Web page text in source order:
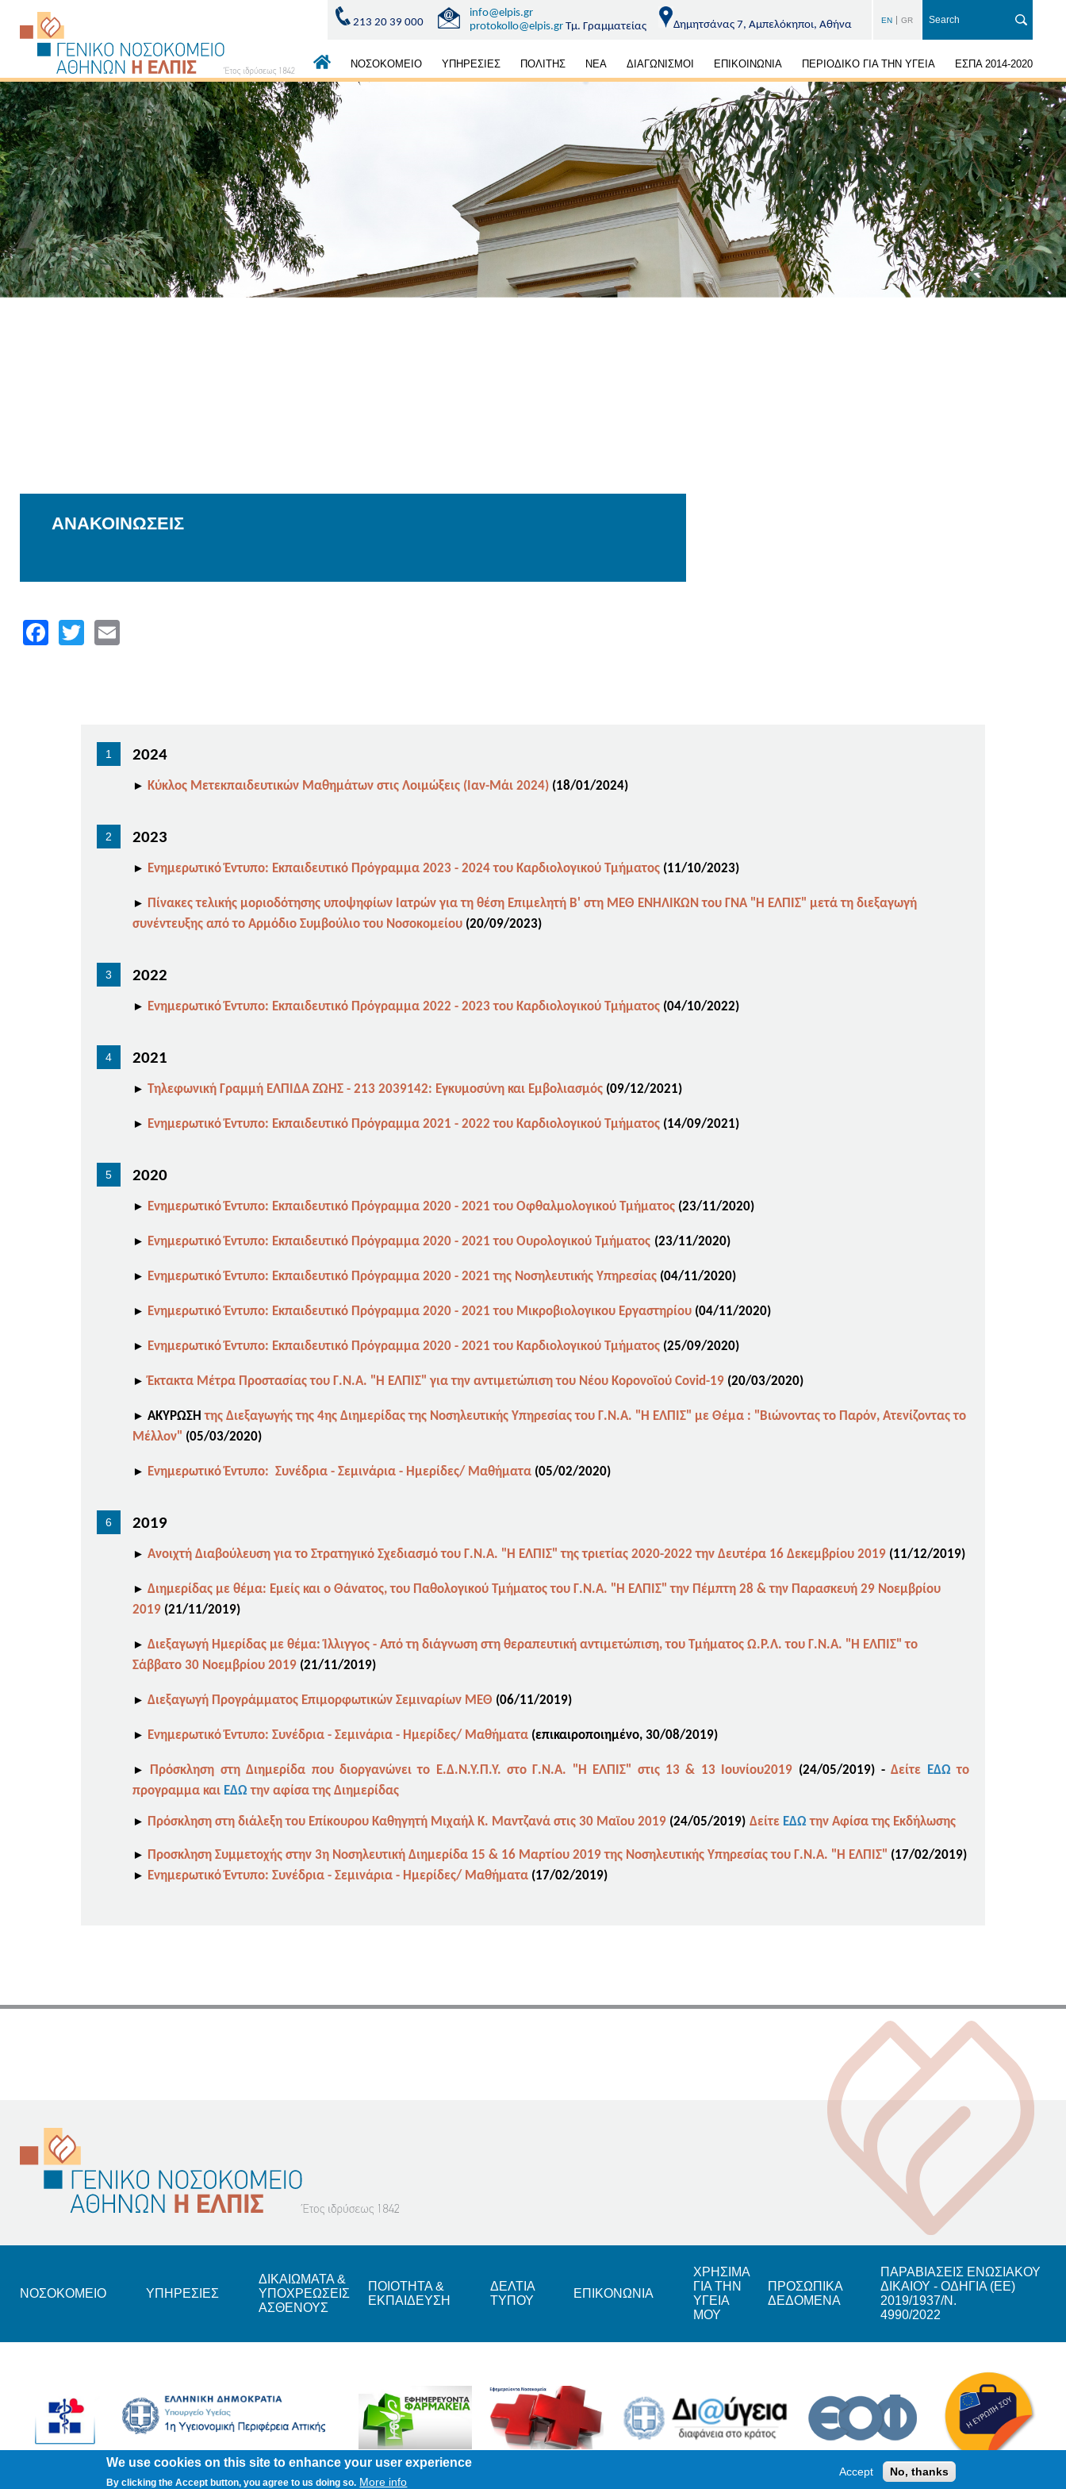
213 20 39 000
info@elpis.gr
protokollo@elpis.gr Τμ. Γραμματείας Δημητσάνας 7, Αμπελόκηποι, Αθήνα EN GR
Κεντρική
πλοήγηση
ΝΟΣΟΚΟΜΕΙΟ ΥΠΗΡΕΣΙΕΣ ΠΟΛΙΤΗΣ ΝΕΑ ΔΙΑΓΩΝΙΣΜΟΙ ΕΠΙΚΟΙΝΩΝΙΑ ΠΕΡΙΟΔΙΚΟ ΓΙΑ ΤΗΝ ΥΓΕΙΑ ΕΣΠΑ 2014-2020
ΑΝΑΚΟΙΝΩΣΕΙΣ
Facebook
Twitter
2024
► Κύκλος Μετεκπαιδευτικών Μαθημάτων στις Λοιμώξεις (Ιαν-Μάι 2024) (18/01/2024)
2023
► Ενημερωτικό Έντυπο: Εκπαιδευτικό Πρόγραμμα 2023 - 2024 του Καρδιολογικού Τμήματος (11/10/2023)
►
Πίνακες τελικής μοριοδότησης υποψηφίων Ιατρών για τη θέση Επιμελητή Β' στη ΜΕΘ ΕΝΗΛΙΚΩΝ του ΓΝΑ "Η ΕΛΠΙΣ" μετά τη διεξαγωγή
συνέντευξης από το Αρμόδιο Συμβούλιο του Νοσοκομείου (20/09/2023)
2022
► Ενημερωτικό Έντυπο: Εκπαιδευτικό Πρόγραμμα 2022 - 2023 του Καρδιολογικού Τμήματος (04/10/2022)
2021
► Τηλεφωνική Γραμμή ΕΛΠΙΔΑ ΖΩΗΣ - 213 2039142: Εγκυμοσύνη και Εμβολιασμός (09/12/2021)
► Ενημερωτικό Έντυπο: Εκπαιδευτικό Πρόγραμμα 2021 - 2022 του Καρδιολογικού Τμήματος (14/09/2021)
2020
► Ενημερωτικό Έντυπο: Εκπαιδευτικό Πρόγραμμα 2020 - 2021 του Οφθαλμολογικού Τμήματος (23/11/2020)
► Ενημερωτικό Έντυπο: Εκπαιδευτικό Πρόγραμμα 2020 - 2021 του Ουρολογικού Τμήματος (23/11/2020)
► Ενημερωτικό Έντυπο: Εκπαιδευτικό Πρόγραμμα 2020 - 2021 της Νοσηλευτικής Υπηρεσίας (04/11/2020)
► Ενημερωτικό Έντυπο: Εκπαιδευτικό Πρόγραμμα 2020 - 2021 του Μικροβιολογικου Εργαστηρίου (04/11/2020)
► Ενημερωτικό Έντυπο: Εκπαιδευτικό Πρόγραμμα 2020 - 2021 του Καρδιολογικού Τμήματος (25/09/2020)
►Έκτακτα Μέτρα Προστασίας του Γ.Ν.Α. "Η ΕΛΠΙΣ" για την αντιμετώπιση του Νέου Κορονοϊού Covid-19 (20/03/2020)
► ΑΚΥΡΩΣΗ της Διεξαγωγής της 4ης Διημερίδας της Νοσηλευτικής Υπηρεσίας του Γ.Ν.Α. "Η ΕΛΠΙΣ" με Θέμα : "Βιώνοντας το Παρόν, Ατενίζοντας το
Μέλλον" (05/03/2020)
► Ενημερωτικό Έντυπο: Συνέδρια - Σεμινάρια - Ημερίδες/ Μαθήματα (05/02/2020)
2019
► Ανοιχτή Διαβούλευση για το Στρατηγικό Σχεδιασμό του Γ.Ν.Α. "Η ΕΛΠΙΣ" της τριετίας 2020-2022 την Δευτέρα 16 Δεκεμβρίου 2019 (11/12/2019)
► Διημερίδας με θέμα: Εμείς και ο Θάνατος, του Παθολογικού Τμήματος του Γ.Ν.Α. "Η ΕΛΠΙΣ" την Πέμπτη 28 & την Παρασκευή 29 Νοεμβρίου
2019 (21/11/2019)
► Διεξαγωγή Ημερίδας με θέμα: Ίλλιγγος - Από τη διάγνωση στη θεραπευτική αντιμετώπιση, του Τμήματος Ω.Ρ.Λ. του Γ.Ν.Α. "Η ΕΛΠΙΣ" το
Σάββατο 30 Νοεμβρίου 2019 (21/11/2019)
► Διεξαγωγή Προγράμματος Επιμορφωτικών Σεμιναρίων ΜΕΘ (06/11/2019)
► Ενημερωτικό Έντυπο: Συνέδρια - Σεμινάρια - Ημερίδες/ Μαθήματα (επικαιροποιημένο, 30/08/2019)
► Πρόσκληση στη Διημερίδα που διοργανώνει το Ε.Δ.Ν.Υ.Π.Υ. στο Γ.Ν.Α. "Η ΕΛΠΙΣ" στις 13 & 13 Ιουνίου2019 (24/05/2019) - Δείτε ΕΔΩ το
προγραμμα και ΕΔΩ την αφίσα της Διημερίδας
► Πρόσκληση στη διάλεξη του Επίκουρου Καθηγητή Μιχαήλ Κ. Μαντζανά στις 30 Μαϊου 2019 (24/05/2019) Δείτε ΕΔΩ την Αφίσα της Εκδήλωσης
► Προσκληση Συμμετοχής στην 3η Νοσηλευτική Διημερίδα 15 & 16 Μαρτίου 2019 της Νοσηλευτικής Υπηρεσίας του Γ.Ν.Α. "Η ΕΛΠΙΣ" (17/02/2019)
► Ενημερωτικό Έντυπο: Συνέδρια - Σεμινάρια - Ημερίδες/ Μαθήματα (17/02/2019)
ΝΟΣΟΚΟΜΕΙΟ ΥΠΗΡΕΣΙΕΣ
ΔΙΚΑΙΩΜΑΤΑ &
ΥΠΟΧΡΕΩΣΕΙΣ
ΑΣΘΕΝΟΥΣ
ΠΟΙΟΤΗΤΑ &
ΕΚΠΑΙΔΕΥΣΗ
ΔΕΛΤΙΑ
ΤΥΠΟΥ
ΕΠΙΚΟΝΩΝΙΑ
ΧΡΗΣΙΜΑ
ΓΙΑ ΤΗΝ
ΥΓΕΙΑ
ΜΟΥ
ΠΡΟΣΩΠΙΚΑ
ΔΕΔΟΜΕΝΑ
ΠΑΡΑΒΙΑΣΕΙΣ ΕΝΩΣΙΑΚΟΥ
ΔΙΚΑΙΟΥ - ΟΔΗΓΙΑ (ΕΕ)
2019/1937/Ν.
4990/2022
We use cookies on this site to enhance your user experience
By clicking the Accept button, you agree to us doing so. More info
Accept No, thanks